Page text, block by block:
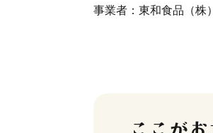
事業者：東和食品（株）